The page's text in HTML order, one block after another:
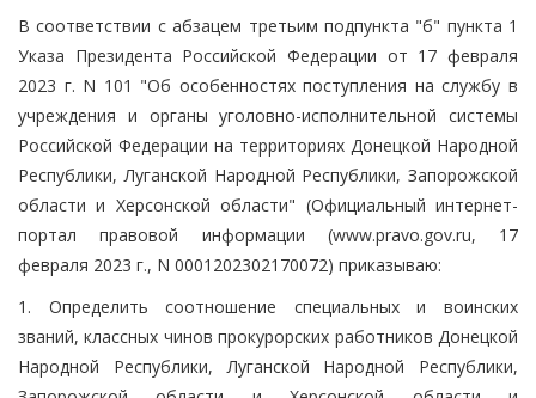
В соответствии с абзацем третьим подпункта "б" пункта 1
Указа Президента Российской Федерации от 17 февраля
2023 г. N 101 "Об особенностях поступления на службу в
учреждения и органы уголовно-исполнительной системы
Российской Федерации на территориях Донецкой Народной
Республики, Луганской Народной Республики, Запорожской
области и Херсонской области" (Официальный интернет-
портал правовой информации (www.pravo.gov.ru, 17
февраля 2023 г., N 0001202302170072) приказываю:
1. Определить соотношение специальных и воинских
званий, классных чинов прокурорских работников Донецкой
Народной Республики, Луганской Народной Республики,